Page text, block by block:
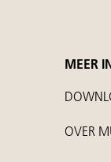
MEER
OVER